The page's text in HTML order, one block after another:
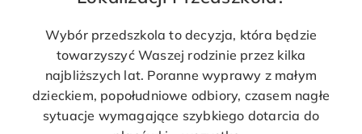
Wybór przedszkola to decyzja, która będzie
towarzyszyć Waszej rodzinie przez kilka
najbliższych lat. Poranne wyprawy z małym
dzieckiem, popołudniowe odbiory, czasem nagłe
sytuacje wymagające szybkiego dotarcia do